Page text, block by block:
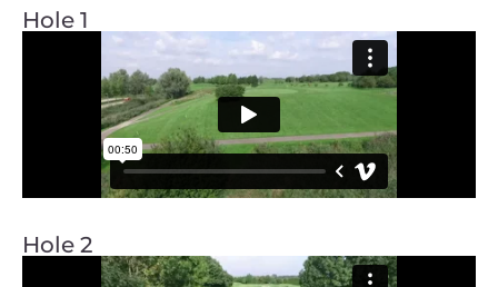
Hole 1
Hole 2